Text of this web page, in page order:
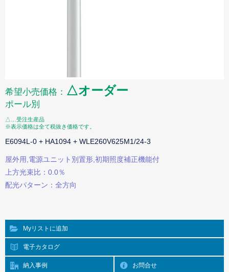
希望小売価格： △オーダー
ポール別
△…受注生産品
※表示価格は全て税抜き価格です。
E6094L-0 + HA1094 + WLE260V625M1/24-3
屋外用,電源ユニット別置形,初期照度補正機能付
上方光束比：0.0％
配光パターン：全方向
Myリストに追加
電子カタログ
納入事例 お問合せ